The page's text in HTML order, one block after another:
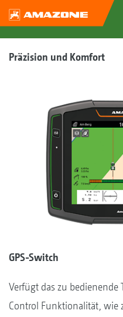
Präzision und Komfort
GPS-Switch
Verfügt das zu bedienende
Control Funktionalität, wie